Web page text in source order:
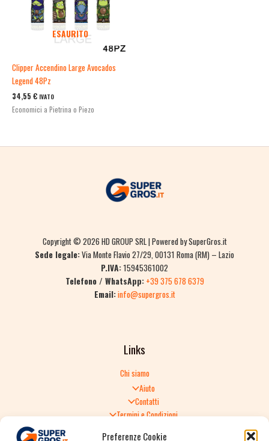
Preferenze Cookie
ESAURITO
Clipper Accendino Large Avocados
Legend 48Pz
34,55 € IVATO
Economici a Pietrina o Piezo
Copyright © 2026 HD GROUP SRL | Powered by SuperGros.it
Sede legale:Via Monte Flavio 27/29, 00131 Roma (RM) – Lazio
P.IVA:15945361002
Telefono / WhatsApp: +39 375 678 6379
Email:info@supergros.it
Links
Chi siamo
Aiuto
Contatti
Termini e Condizioni